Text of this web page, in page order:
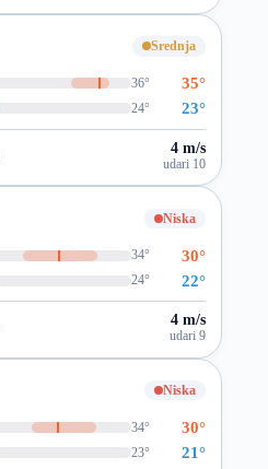
Srednja
36° 35°
24° 23°
4 m/s
udari 10
Niska
34° 30°
24° 22°
4 m/s
udari 9
Niska
34° 30°
23° 21°